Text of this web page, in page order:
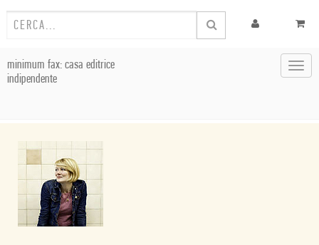
minimum fax: casa editrice
indipendente